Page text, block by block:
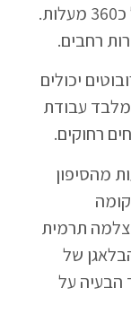
פנימה ומאפשרות זוית ראיה רחבה של כ360 מעלות.
רחבים.
יכולים
עבודת
רחוקים.
מהסיפון
תרמית
של
הבעיה על